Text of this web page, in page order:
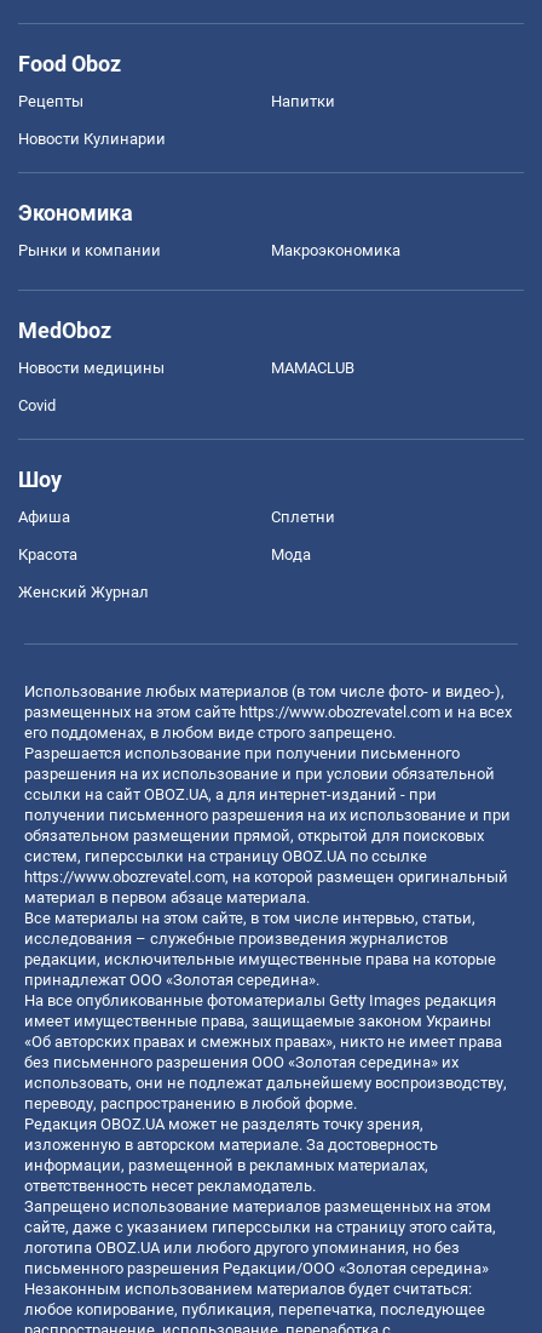
Food Oboz
Рецепты Напитки
Новости Кулинарии
Экономика
Рынки и компании Mакроэкономика
MedOboz
Новости медицины MAMACLUB
Covid
Шоу
Афиша Сплетни
Красота Мода
Женский Журнал
Использование любых материалов (в том числе фото- и видео-),
размещенных на этом сайте https://www.obozrevatel.com и на всех
его поддоменах, в любом виде строго запрещено.
Разрешается использование при получении письменного
разрешения на их использование и при условии обязательной
ссылки на сайт OBOZ.UA, а для интернет-изданий - при
получении письменного разрешения на их использование и при
обязательном размещении прямой, открытой для поисковых
систем, гиперссылки на страницу OBOZ.UA по ссылке
https://www.obozrevatel.com, на которой размещен оригинальный
материал в первом абзаце материала.
Все материалы на этом сайте, в том числе интервью, статьи,
исследования – служебные произведения журналистов
редакции, исключительные имущественные права на которые
принадлежат ООО «Золотая середина».
На все опубликованные фотоматериалы Getty Images редакция
имеет имущественные права, защищаемые законом Украины
«Об авторских правах и смежных правах», никто не имеет права
без письменного разрешения ООО «Золотая середина» их
использовать, они не подлежат дальнейшему воспроизводству,
переводу, распространению в любой форме.
Редакция OBOZ.UA может не разделять точку зрения,
изложенную в авторском материале. За достоверность
информации, размещенной в рекламных материалах,
ответственность несет рекламодатель.
Запрещено использование материалов размещенных на этом
сайте, даже с указанием гиперссылки на страницу этого сайта,
логотипа OBOZ.UA или любого другого упоминания, но без
письменного разрешения Редакции/ООО «Золотая середина»
Незаконным использованием материалов будет считаться:
любое копирование, публикация, перепечатка, последующее